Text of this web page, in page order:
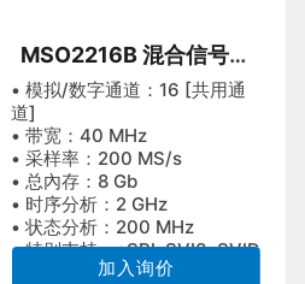
MSO2216B 混合信号逻
辑分析仪
• 模拟/数字通道：16 [共用通
道]
• 带宽：40 MHz
• 采样率：200 MS/s
• 总內存：8 Gb
• 时序分析：2 GHz
• 状态分析：200 MHz
• 特别支持：eSPI, SVI3, SVID
加入询价